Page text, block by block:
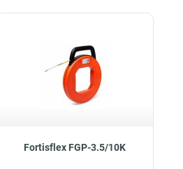
Fortisflex FGP-3.5/10K